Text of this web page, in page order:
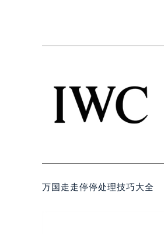
万国走走停停处理技巧大全